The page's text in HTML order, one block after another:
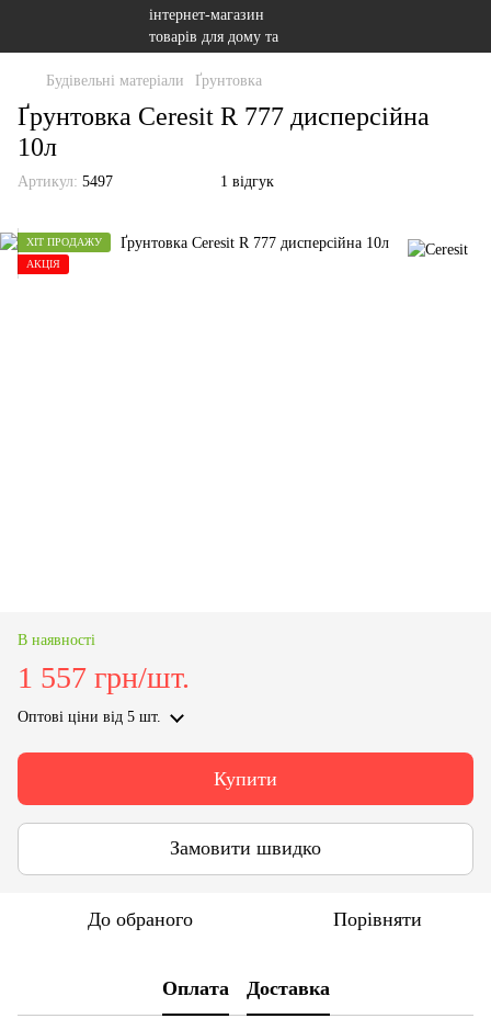
Будівельні матеріали Ґрунтовка
Ґрунтовка Ceresit R 777 дисперсійна
10л
Артикул: 5497 1 відгук
ХІТ ПРОДАЖУ
АКЦІЯ
В наявності
1 557 грн/шт.
Оптові ціни від 5 шт.
Купити
Замовити швидко
До обраного Порівняти
Оплата Доставка